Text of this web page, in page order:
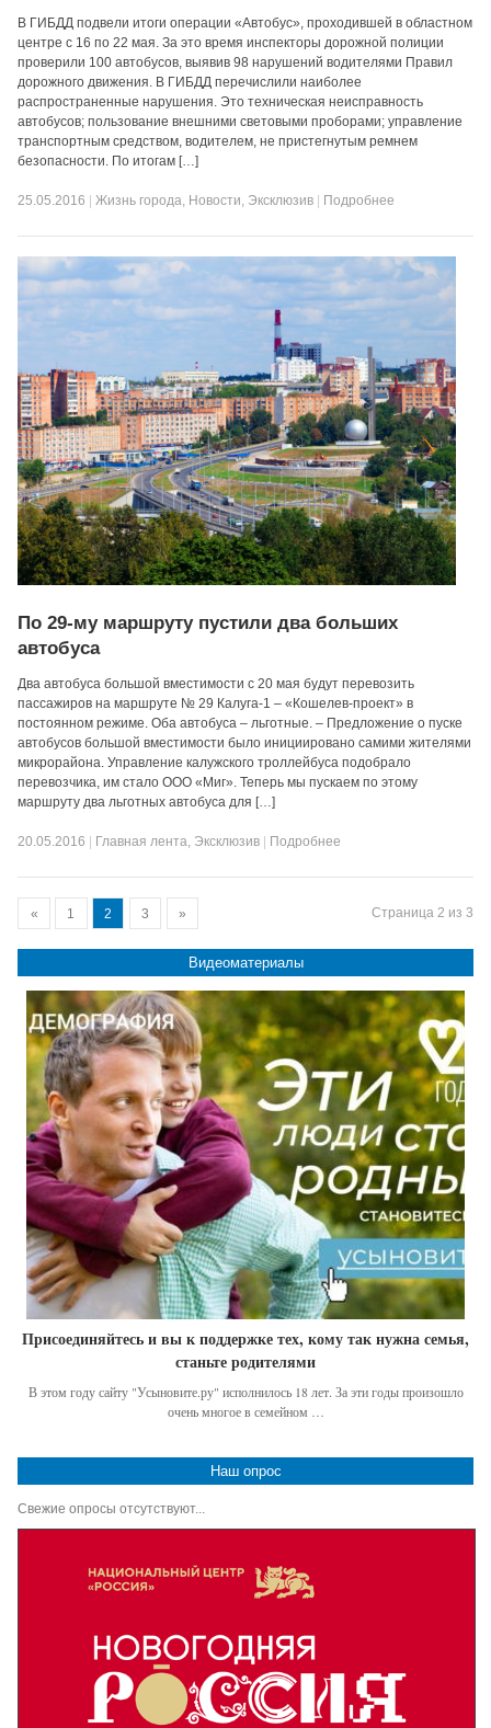
В ГИБДД подвели итоги операции «Автобус», проходившей в областном
центре с 16 по 22 мая. За это время инспекторы дорожной полиции
проверили 100 автобусов, выявив 98 нарушений водителями Правил
дорожного движения. В ГИБДД перечислили наиболее
распространенные нарушения. Это техническая неисправность
автобусов; пользование внешними световыми проборами; управление
транспортным средством, водителем, не пристегнутым ремнем
безопасности. По итогам […]
25.05.2016 |Жизнь города, Новости, Эксклюзив Подробнее
По 29-му маршруту пустили два больших
автобуса
Два автобуса большой вместимости с 20 мая будут перевозить
пассажиров на маршруте № 29 Калуга-1 – «Кошелев-проект» в
постоянном режиме. Оба автобуса – льготные. – Предложение о пуске
автобусов большой вместимости было инициировано самими жителями
микрорайона. Управление калужского троллейбуса подобрало
перевозчика, им стало ООО «Миг». Теперь мы пускаем по этому
маршруту два льготных автобуса для […]
20.05.2016 Главная лента, Эксклюзив Подробнее
Страница 2 из 3
« 1 2 3 »
Видеоматериалы
Присоединяйтесь и вы к поддержке тех, кому так нужна семья,
станьте родителями
В этом году сайту "Усыновите.ру" исполнилось 18 лет. За эти годы произошло
очень многое в семейном …
Наш опрос
Свежие опросы отсутствуют...